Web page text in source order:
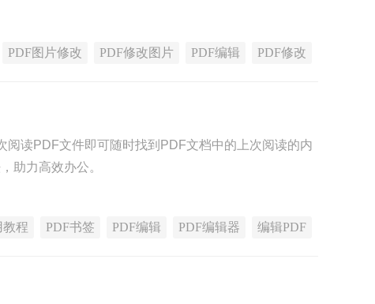
PDF图片修改 PDF修改图片 PDF编辑 PDF修改
读PDF文件即可随时找到PDF文档中的上次阅读的内
助力高效办公。
教程 PDF书签 PDF编辑 PDF编辑器 编辑PDF